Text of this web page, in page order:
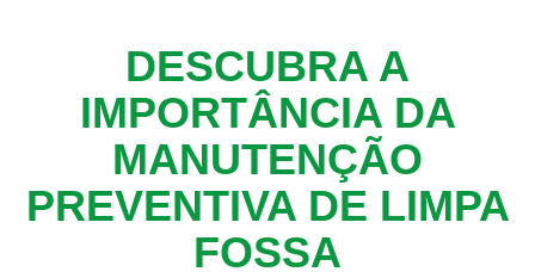
DESCUBRA A
IMPORTÂNCIA DA
MANUTENÇÃO
PREVENTIVA DE LIMPA
FOSSA